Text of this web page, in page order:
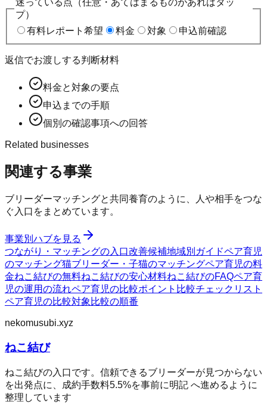
プ）
有料レポート希望
料金 対象 申込前確認
返信でお渡しする判断材料
料金と対象の要点
申込までの手順
個別の確認事項への回答
Related businesses
関連する事業
ブリーダーマッチングと共同養育のように、人や相手をつな
ぐ入口をまとめています。
事業別ハブを見る
つながり・マッチングの入口改善候補地域別ガイドペア育児
のマッチング猫ブリーダー・子猫のマッチングペア育児の料
金ねこ結びの無料ねこ結びの安心材料ねこ結びのFAQペア育
児の運用の流れペア育児の比較ポイント 比較チェックリスト
ペア育児の比較対象 比較の順番
nekomusubi.xyz
ねこ結び
ねこ結びの入口です。信頼できるブリーダーが見つからない
を出発点に、成約手数料5.5%を事前に明記 へ進めるように
整理しています